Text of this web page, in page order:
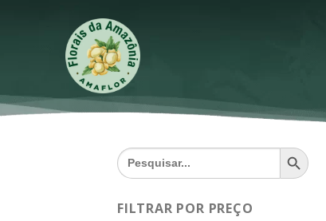
Search
for:
SEARCH BUTTON
FILTRAR POR PREÇO